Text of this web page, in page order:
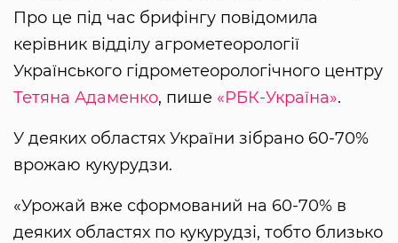
Про це під час брифінгу повідомила
керівник відділу агрометеорології
Українського гідрометеорологічного центру
Тетяна Адаменко, пише «РБК-Україна».
У деяких областях України зібрано 60-70%
врожаю кукурудзи.
«Урожай вже сформований на 60-70% в
деяких областях по кукурудзі, тобто близько